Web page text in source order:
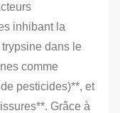
inhibant la
dans le
comme
pesticides)**, et
Grâce à